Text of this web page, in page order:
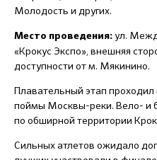
Молодость и других.
Место проведения: ул.
«Крокус Экспо», внешняя
доступности от м. Мякинино.
Плавательный этап
поймы Москвы-реки. Вело- и
по обширной территории
Сильных атлетов ожидало